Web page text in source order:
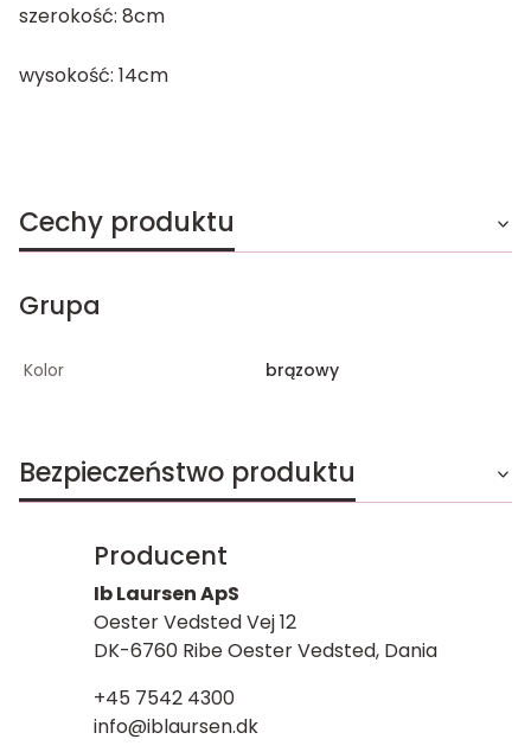
szerokość: 8cm
wysokość: 14cm
Cechy produktu
Grupa
Kolor brązowy
Bezpieczeństwo produktu
Producent
Ib Laursen ApS
Oester Vedsted Vej 12
DK-6760 Ribe Oester Vedsted, Dania
+45 7542 4300
info@iblaursen.dk